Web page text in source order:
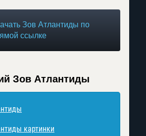
Зов Атлантиды по
ссылке
Зов Атлантиды
картинки